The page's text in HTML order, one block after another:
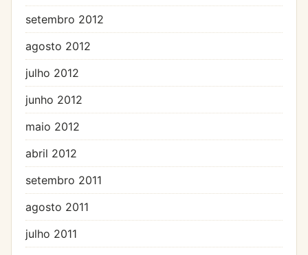
setembro 2012
agosto 2012
julho 2012
junho 2012
maio 2012
abril 2012
setembro 2011
agosto 2011
julho 2011